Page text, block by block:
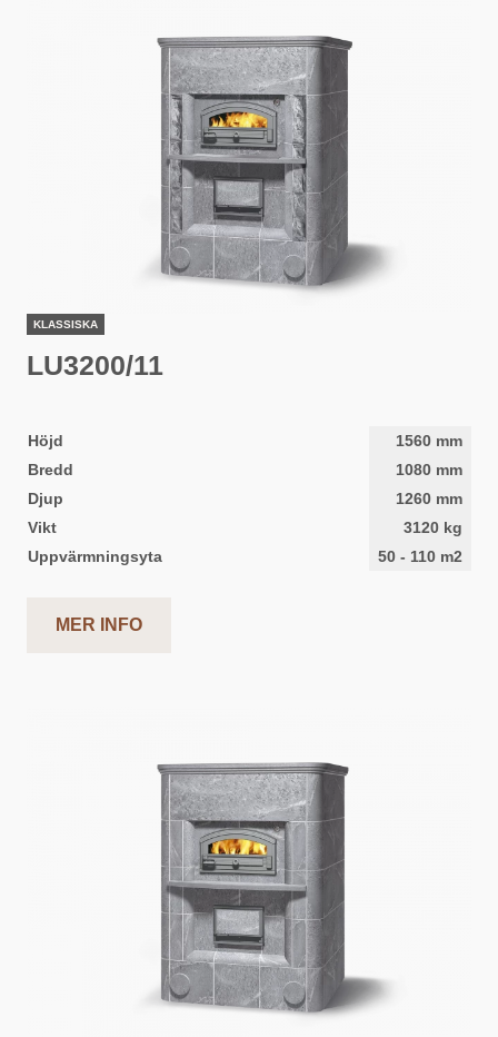
KLASSISKA
LU3200/11
Höjd 1560 mm
Bredd
1080 mm
Djup
1260 mm
Vikt
3120 kg
Uppvärmningsyta
50 - 110 m2
MER INFO